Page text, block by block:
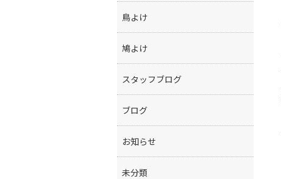
鳥よけ
鳩よけ
スタッフブログ
ブログ
お知らせ
未分類